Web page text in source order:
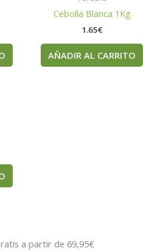
Cebolla Blanca 1Kg
1.65€
AÑADIR AL CARRITO
a partir de 69,95€